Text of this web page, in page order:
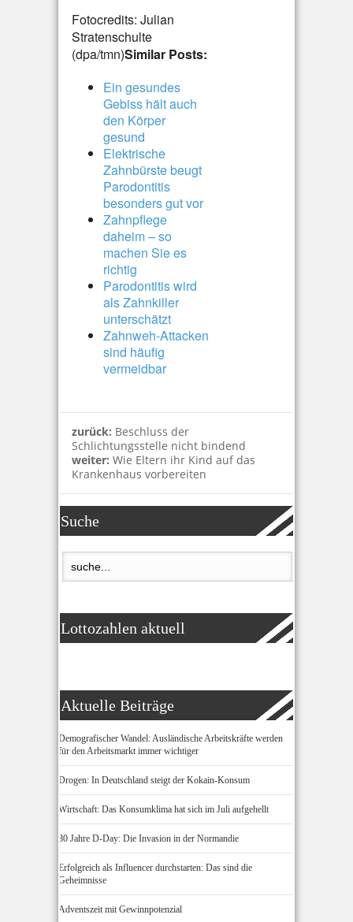
Fotocredits: Julian
Stratenschulte
(dpa/tmn)Similar Posts:
Ein gesundes
Gebiss hält auch
den Körper
gesund
Elektrische
Zahnbürste beugt
Parodontitis
besonders gut vor
Zahnpflege
daheim – so
machen Sie es
richtig
Parodontitis wird
als Zahnkiller
unterschätzt
Zahnweh-Attacken
sind häufig
vermeidbar
zurück: Beschluss der
Schlichtungsstelle nicht bindend
weiter: Wie Eltern ihr Kind auf das
Krankenhaus vorbereiten
Suche
Lottozahlen aktuell
Aktuelle Beiträge
Demografischer Wandel: Ausländische Arbeitskräfte werden
für den Arbeitsmarkt immer wichtiger
Drogen: In Deutschland steigt der Kokain-Konsum
Wirtschaft: Das Konsumklima hat sich im Juli aufgehellt
80 Jahre D-Day: Die Invasion in der Normandie
Erfolgreich als Influencer durchstarten: Das sind die
Geheimnisse
Adventszeit mit Gewinnpotenzial